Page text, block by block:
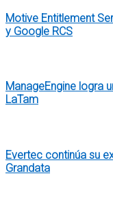
Motive Entitlement
y Google RCS
ManageEngine logra
LaTam
Evertec continúa su
Grandata